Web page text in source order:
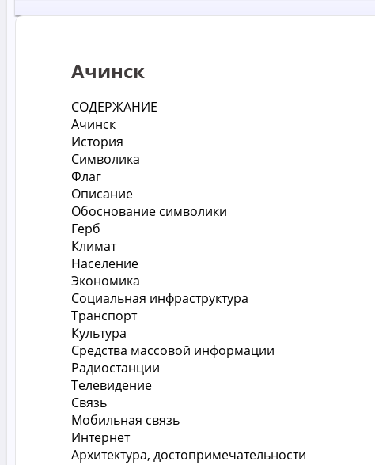
Ачинск
СОДЕРЖАНИЕ
Ачинск
История
Символика
Флаг
Описание
Обоснование символики
Герб
Климат
Население
Экономика
Социальная инфраструктура
Транспорт
Культура
Средства массовой информации
Радиостанции
Телевидение
Связь
Мобильная связь
Интернет
Архитектура, достопримечательности